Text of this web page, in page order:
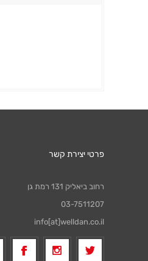
פרטי יצירת קשר
רחוב ביאליק 131 רמת גן
03-7511207
info[at]welldan.co.il